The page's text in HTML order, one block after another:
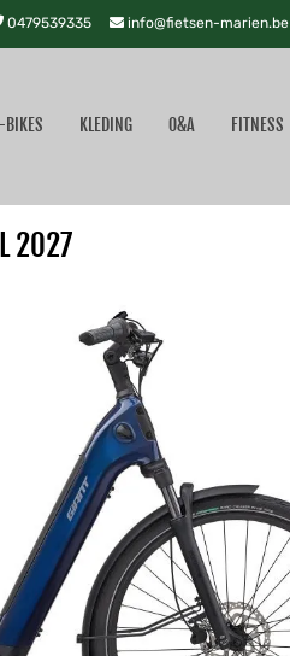
0479539335 info@fietsen-marien.be
BIKES KLEDING O&A FITNESS
2027